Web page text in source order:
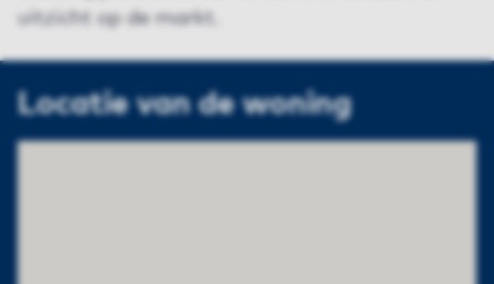
uitzicht op de markt.
Locatie van de woning